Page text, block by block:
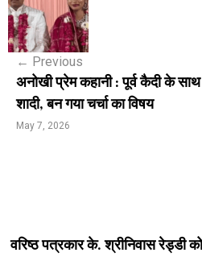
o
s
n
a
a
← Previous
अनोखी प्रेम कहानी : पूर्व कैदी के
शादी, बन गया चर्चा का विषय
May 7, 2026
वरिष्ठ पत्रकार के. श्रीनिवास रेड्डी